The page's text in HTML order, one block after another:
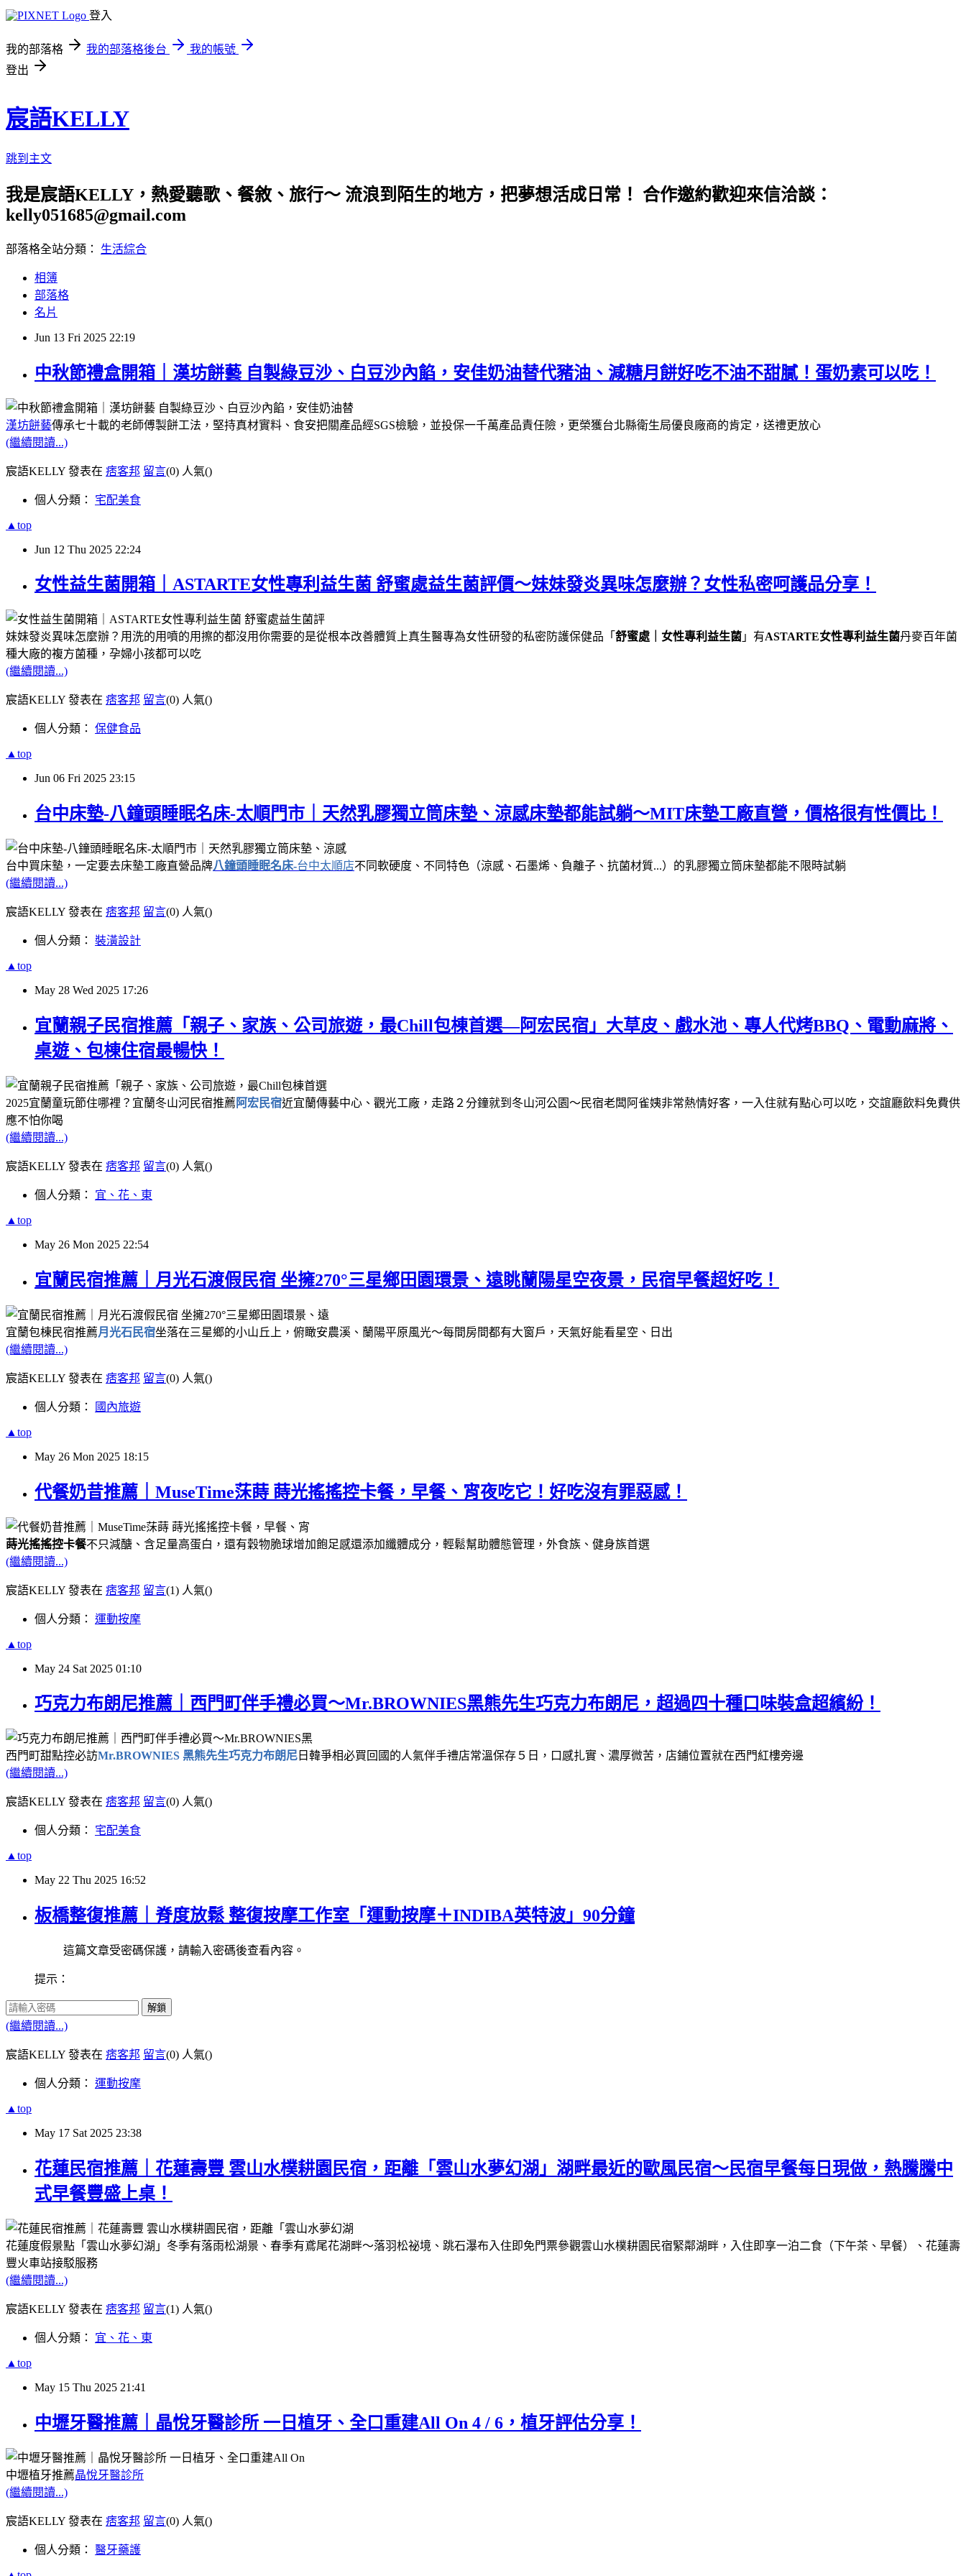
登入
我的部落格 我的部落格後台
我的帳號
登出
宸語KELLY
跳到主文
我是宸語KELLY，熱愛聽歌、餐敘、旅行～ 流浪到陌生的地方，把夢想活成日常！ 合作邀約歡迎來信洽談：
kelly051685@gmail.com
部落格全站分類： 生活綜合
相簿
部落格
名片
Jun 13 Fri 2025 22:19
中秋節禮盒開箱｜漢坊餅藝 自製綠豆沙、白豆沙內餡，安佳奶油替代豬油、減糖月餅好吃不油不甜膩！蛋奶素可以吃！
漢坊餅藝傳承七十載的老師傅製餅工法，堅持真材實料、食安把關產品經SGS檢驗，並投保一千萬產品責任險，更榮獲台北縣衛生局優良廠商的肯定，送禮更放心
(繼續閱讀...)
宸語KELLY 發表在 痞客邦 留言(0) 人氣()
個人分類： 宅配美食
▲top
Jun 12 Thu 2025 22:24
女性益生菌開箱｜ASTARTE女性專利益生菌 舒蜜處益生菌評價～妹妹發炎異味怎麼辦？女性私密呵護品分享！
妹妹發炎異味怎麼辦？用洗的用噴的用擦的都沒用你需要的是從根本改善體質上真生醫專為女性研發的私密防護保健品「 舒蜜處｜女性專利益生菌 」有ASTARTE女性專利益生菌丹麥百年菌
種大廠的複方菌種，孕婦小孩都可以吃
(繼續閱讀...)
宸語KELLY 發表在 痞客邦 留言(0) 人氣()
個人分類： 保健食品
▲top
Jun 06 Fri 2025 23:15
台中床墊-八鐘頭睡眠名床-太順門市｜天然乳膠獨立筒床墊、涼感床墊都能試躺～MIT床墊工廠直營，價格很有性價比！
台中買床墊，一定要去床墊工廠直營品牌八鐘頭睡眠名床-台中太順店不同軟硬度、不同特色（涼感、石墨烯、負離子、抗菌材質...）的乳膠獨立筒床墊都能不限時試躺
(繼續閱讀...)
宸語KELLY 發表在 痞客邦 留言(0) 人氣()
個人分類： 裝潢設計
▲top
May 28 Wed 2025 17:26
宜蘭親子民宿推薦「親子、家族、公司旅遊，最Chill包棟首選—阿宏民宿」大草皮、戲水池、專人代烤BBQ、電動麻將、
桌遊、包棟住宿最暢快！
2025宜蘭童玩節住哪裡？宜蘭冬山河民宿推薦 阿宏民宿近宜蘭傳藝中心、觀光工廠，走路２分鐘就到冬山河公園～民宿老闆阿雀姨非常熱情好客，一入住就有點心可以吃，交誼廳飲料免費供
應不怕你喝
(繼續閱讀...)
宸語KELLY 發表在 痞客邦 留言(0) 人氣()
個人分類： 宜、花、東
▲top
May 26 Mon 2025 22:54
宜蘭民宿推薦｜月光石渡假民宿 坐擁270°三星鄉田園環景、遠眺蘭陽星空夜景，民宿早餐超好吃！
宜蘭包棟民宿推薦月光石民宿坐落在三星鄉的小山丘上，俯瞰安農溪、蘭陽平原風光～每間房間都有大窗戶，天氣好能看星空、日出
(繼續閱讀...)
宸語KELLY 發表在 痞客邦 留言(0) 人氣()
個人分類： 國內旅遊
▲top
May 26 Mon 2025 18:15
代餐奶昔推薦｜MuseTime莯蒔 蒔光搖搖控卡餐，早餐、宵夜吃它！好吃沒有罪惡感！
蒔光搖搖控卡餐不只減醣、含足量高蛋白，還有穀物脆球增加飽足感還添加纖體成分，輕鬆幫助體態管理，外食族、健身族首選
(繼續閱讀...)
宸語KELLY 發表在 痞客邦 留言(1) 人氣()
個人分類： 運動按摩
▲top
May 24 Sat 2025 01:10
巧克力布朗尼推薦｜西門町伴手禮必買～Mr.BROWNIES黑熊先生巧克力布朗尼，超過四十種口味裝盒超繽紛！
西門町甜點控必訪Mr.BROWNIES 黑熊先生巧克力布朗尼 日韓爭相必買回國的人氣伴手禮店常溫保存５日，口感扎實、濃厚微苦，店鋪位置就在西門紅樓旁邊
(繼續閱讀...)
宸語KELLY 發表在 痞客邦 留言(0) 人氣()
個人分類： 宅配美食
▲top
May 22 Thu 2025 16:52
板橋整復推薦｜脊度放鬆 整復按摩工作室「運動按摩＋INDIBA英特波」90分鐘
這篇文章受密碼保護，請輸入密碼後查看內容。
提示：
解鎖
(繼續閱讀...)
宸語KELLY 發表在 痞客邦 留言(0) 人氣()
個人分類： 運動按摩
▲top
May 17 Sat 2025 23:38
花蓮民宿推薦｜花蓮壽豐 雲山水樸耕園民宿，距離「雲山水夢幻湖」湖畔最近的歐風民宿～民宿早餐每日現做，熱騰騰中
式早餐豐盛上桌！
花蓮度假景點「雲山水夢幻湖」冬季有落雨松湖景、春季有鳶尾花湖畔～落羽松祕境、跳石瀑布入住即免門票參觀雲山水樸耕園民宿緊鄰湖畔，入住即享一泊二食（下午茶、早餐）、花蓮壽
豐火車站接駁服務
(繼續閱讀...)
宸語KELLY 發表在 痞客邦 留言(1) 人氣()
個人分類： 宜、花、東
▲top
May 15 Thu 2025 21:41
中壢牙醫推薦｜晶悅牙醫診所 一日植牙、全口重建All On 4 / 6，植牙評估分享！
中壢植牙推薦晶悅牙醫診所
(繼續閱讀...)
宸語KELLY 發表在 痞客邦 留言(0) 人氣()
個人分類： 醫牙藥護